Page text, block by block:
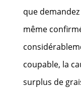
que
même
coupable, la
surplus de